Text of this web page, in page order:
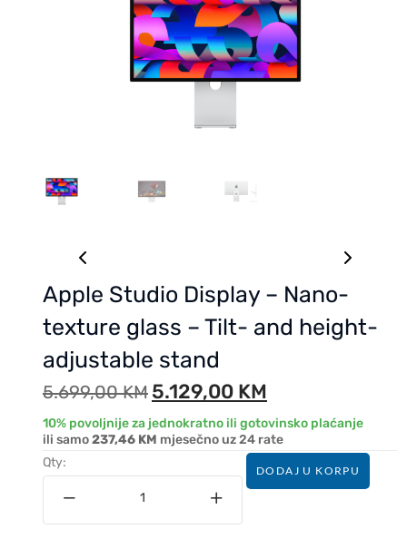
Apple Studio Display – Nano-
texture glass – Tilt- and height-
adjustable stand
5.699,00KM 5.129,00 KM
10% povoljnije za jednokratno ili gotovinsko plaćanje
ili samo237,46 KM mjesečno uz 24 rate
Qty:
DODAJ U KORPU